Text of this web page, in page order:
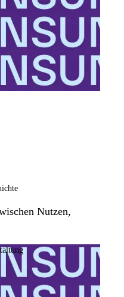
Die Dauerausstellung ist
Nutzen,